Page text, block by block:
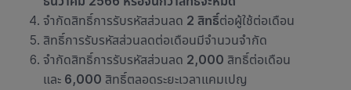
จำกัดสิทธิ์การรับรหัสส่วนลด 2 สิทธิ์ต่อผู้ใช้ต่อเดือน
สิทธิ์การรับรหัสส่วนลดต่อเดือนมีจำนวนจำกัด
จำกัดสิทธิ์การรับรหัสส่วนลด 2,000 สิทธิ์ต่อเดือน
และ 6,000 สิทธิ์ตลอดระยะเวลาแคมเปญ